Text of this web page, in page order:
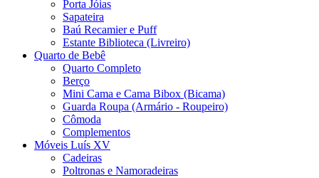
Porta Jóias
Sapateira
Baú Recamier e Puff
Estante Biblioteca (Livreiro)
Quarto de Bebê
Quarto Completo
Berço
Mini Cama e Cama Bibox (Bicama)
Guarda Roupa (Armário - Roupeiro)
Cômoda
Complementos
Móveis Luís XV
Cadeiras
Poltronas e Namoradeiras